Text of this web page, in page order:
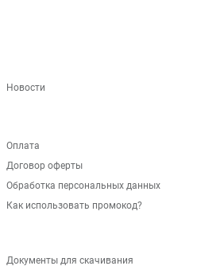
Новости
Оплата
Договор оферты
Обработка персональных данных
Как использовать промокод?
Документы для скачивания